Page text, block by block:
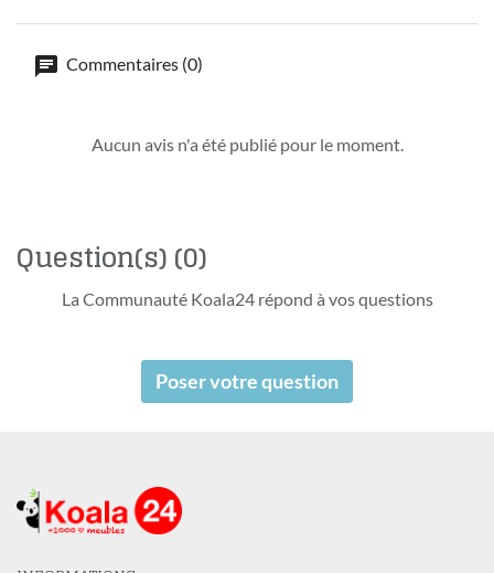
Commentaires (0)
Aucun avis n'a été publié pour le moment.
Question(s)(0)
La Communauté Koala24 répond à vos questions
Poser votre question